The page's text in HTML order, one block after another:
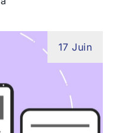
17 Juin